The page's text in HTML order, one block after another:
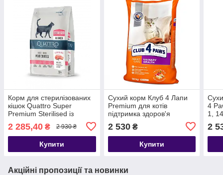
Корм для стерилізованих
кішок Quattro Super
Premium Sterilised із
2 285,40 ₴ 2 930 ₴
Купити
Сухий корм Клуб 4 Лапи
Premium для котів
підтримка здоров'я
сечовивідної системи, 14
кг.
2 530₴
Купити
4
1,
2
Акційні пропозиції та новинки